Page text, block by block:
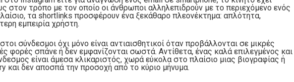
στον τρόπο με τον οποίο οι άνθρωποι αλληλεπιδρούν με το περιεχόμενο ενός
τα shortlinks προσφέρουν ένα ξεκάθαρο πλεονέκτημα: απλότητα,
εμπειρία χρήστη.
σύνδεσμοι όχι μόνο είναι αντιαισθητικοί όταν προβάλλονται σε μικρές
φορές σπάνε ή δεν εμφανίζονται σωστά. Αντίθετα, ένας καλά επιλεγμένος και
είναι άμεσα κλικαριστός, χωρά εύκολα στο πλαίσιο μιας βιογραφίας ή
και δεν αποσπά την προσοχή από το κύριο μήνυμα.